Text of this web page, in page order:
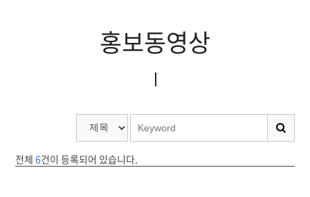
홍보동영상
전체6건이 등록되어 있습니다.